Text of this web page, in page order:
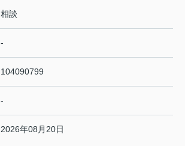
相談
-
104090799
-
2026年08月20日